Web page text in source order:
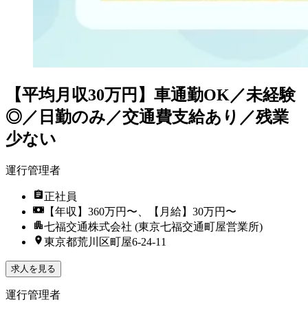
【平均月収30万円】車通勤OK／未経験
◎／日勤のみ／交通費支給あり／残業
少ない
運行管理者
正社員
【年収】360万円〜、【月給】30万円〜
七福交通株式会社 (東京七福交通町屋営業所)
東京都荒川区町屋6-24-11
求人を見る
運行管理者